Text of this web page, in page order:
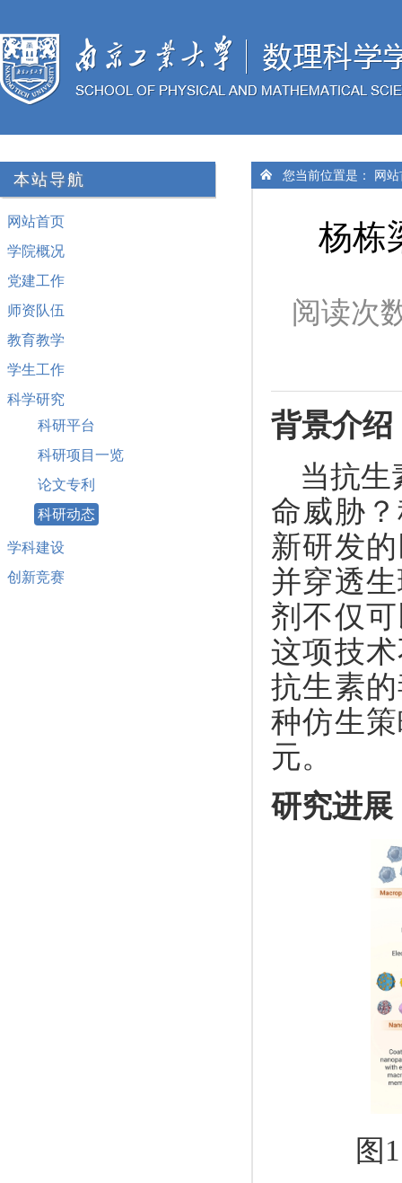
本站导航
网站首页
学院概况
党建工作
师资队伍
教育教学
学生工作
科学研究
科研平台
科研项目一览
论文专利
科研动态
学科建设
创新竞赛
您当前位置是： 网
杨栋
阅读次
背景介绍
当抗生
命威胁
新研发
并穿透
剂不仅
这项技
抗生素
种仿生
元。
研究进展
图